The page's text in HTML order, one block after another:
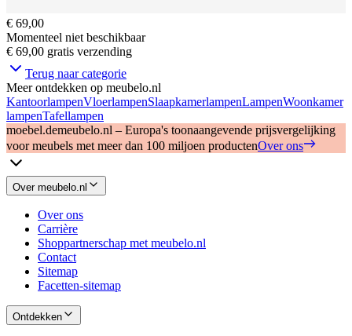
€ 69,00
Momenteel niet beschikbaar
€ 69,00 gratis verzending
Terug naar categorie
Meer ontdekken op meubelo.nl
KantoorlampenVloerlampenSlaapkamerlampenLampenWoonkamer
lampenTafellampen
moebel.demeubelo.nl – Europa's toonaangevende prijsvergelijking
voor meubels met meer dan 100 miljoen productenOver ons
Over meubelo.nl
Over ons
Carrière
Shoppartnerschap met meubelo.nl
Contact
Sitemap
Facetten-sitemap
Ontdekken